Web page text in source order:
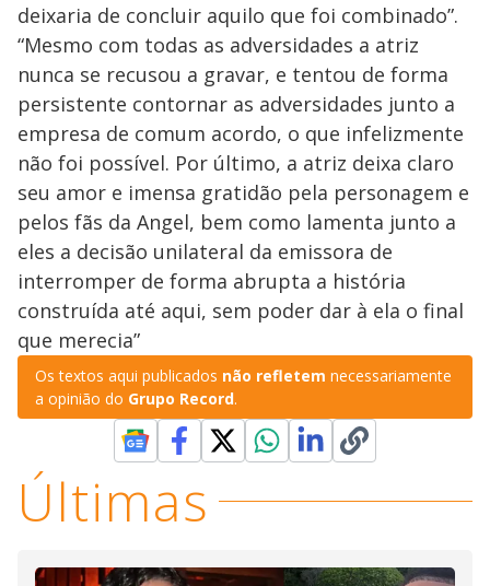
deixaria de concluir aquilo que foi combinado”.
“Mesmo com todas as adversidades a atriz
nunca se recusou a gravar, e tentou de forma
persistente contornar as adversidades junto a
empresa de comum acordo, o que infelizmente
não foi possível. Por último, a atriz deixa claro
seu amor e imensa gratidão pela personagem e
pelos fãs da Angel, bem como lamenta junto a
eles a decisão unilateral da emissora de
interromper de forma abrupta a história
construída até aqui, sem poder dar à ela o final
que merecia”
Os textos aqui publicados não refletem necessariamente
a opinião do Grupo Record.
Últimas